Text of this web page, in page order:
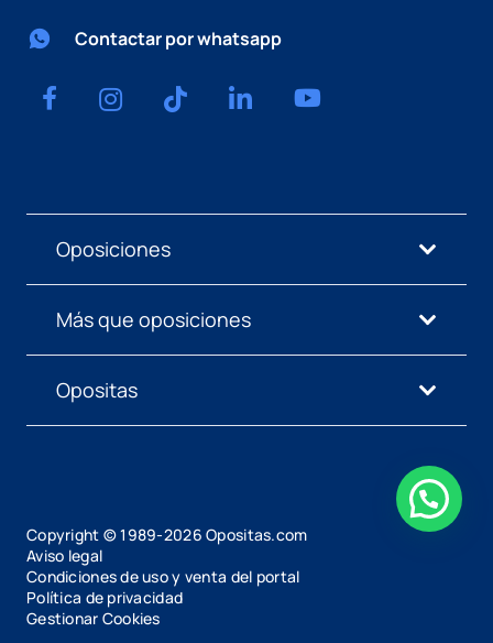
Contactar por whatsapp
Oposiciones
Más que oposiciones
Opositas
Copyright © 1989-2026 Opositas.com
Aviso legal
Condiciones de uso y venta del portal
Política de privacidad
Gestionar Cookies